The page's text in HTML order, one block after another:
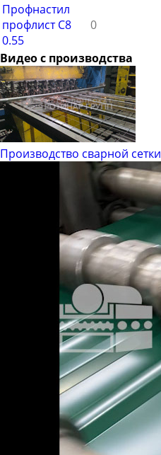
Профнастил
профлист С8
0.55
Видео с производства
Производство сварной сетки